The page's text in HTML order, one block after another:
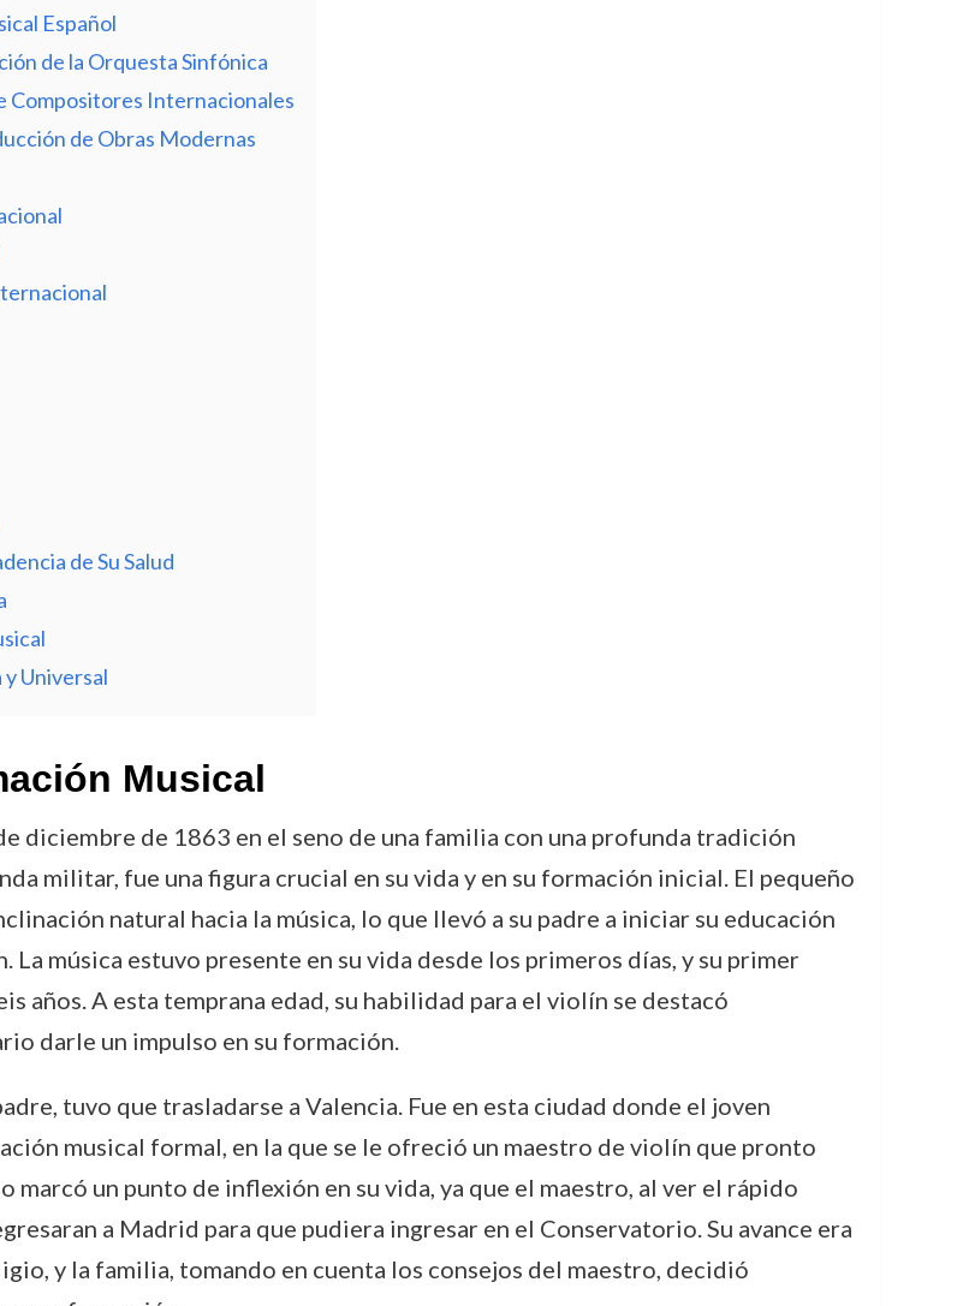
Español
de la Orquesta Sinfónica
Compositores Internacionales
de Obras Modernas
de Su Salud
Universal
Musical
diciembre de 1863 en el seno de una familia con una profunda tradición
militar, fue una figura crucial en su vida y en su formación inicial. El pequeño
natural hacia la música, lo que llevó a su padre a iniciar su educación
música estuvo presente en su vida desde los primeros días, y su primer
años. A esta temprana edad, su habilidad para el violín se destacó
darle un impulso en su formación.
tuvo que trasladarse a Valencia. Fue en esta ciudad donde el joven
musical formal, en la que se le ofreció un maestro de violín que pronto
un punto de inflexión en su vida, ya que el maestro, al ver el rápido
a Madrid para que pudiera ingresar en el Conservatorio. Su avance era
y la familia, tomando en cuenta los consejos del maestro, decidió